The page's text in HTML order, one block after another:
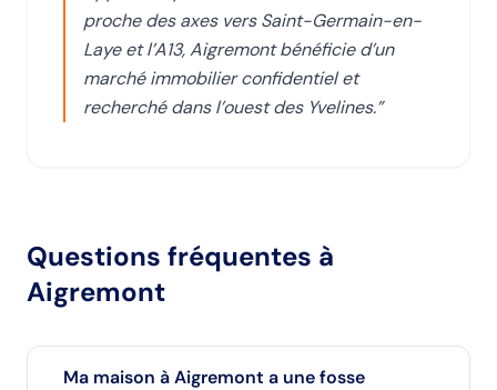
proche des axes vers Saint-Germain-en-
Laye et l’A13, Aigremont bénéficie d’un
marché immobilier confidentiel et
recherché dans l’ouest des Yvelines.”
Questions fréquentes à
Aigremont
Ma maison à Aigremont a une fosse